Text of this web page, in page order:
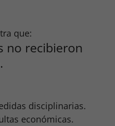
que:
no recibieron
disciplinarias.
económicas.